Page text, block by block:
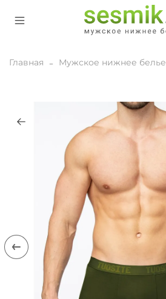
Главная Мужское нижнее белье